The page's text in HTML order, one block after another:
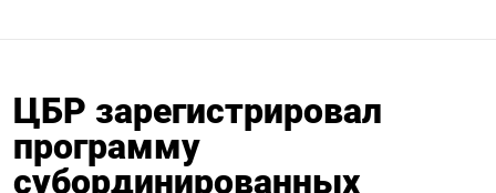
ЦБР зарегистрировал
программу
субординированных